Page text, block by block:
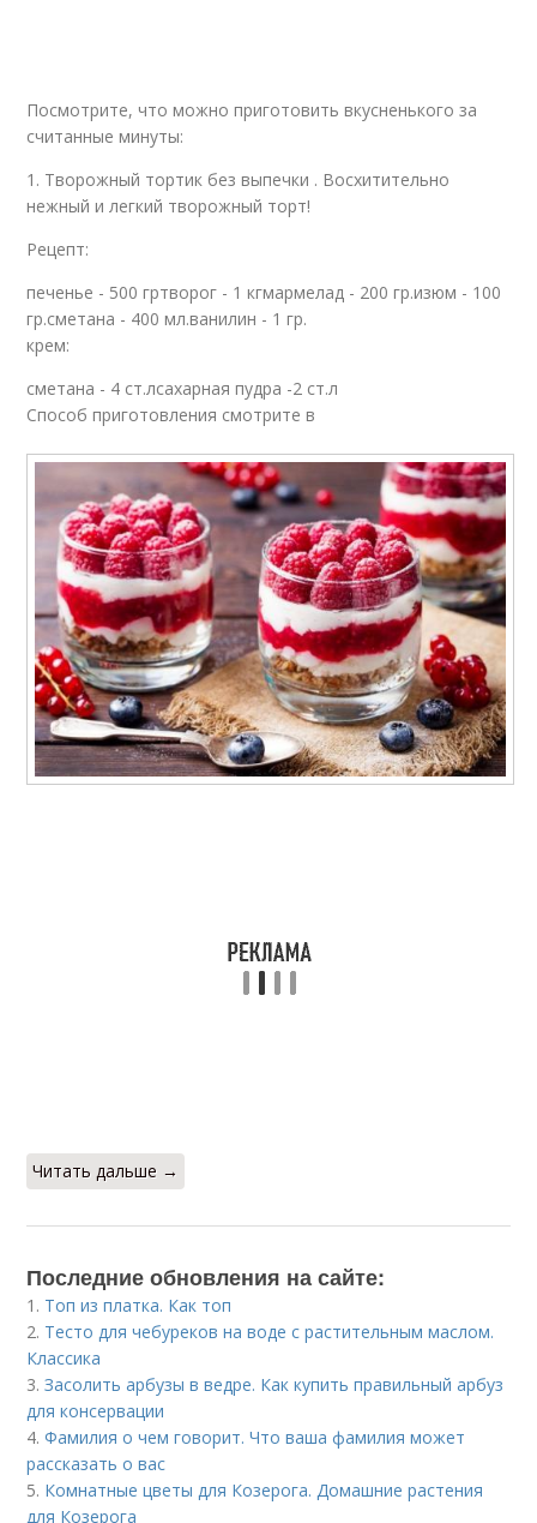
Посмотрите, что можно приготовить вкусненького за
считанные минуты:
1. Творожный тортик без выпечки . Восхитительно
нежный и легкий творожный торт!
Рецепт:
печенье - 500 гртворог - 1 кгмармелад - 200 гр.изюм - 100
гр.сметана - 400 мл.ванилин - 1 гр.
крем:
сметана - 4 ст.лсахарная пудра -2 ст.л
Способ приготовления смотрите в
Читать дальше →
Последние обновления на сайте:
1. Топ из платка. Как топ
2. Тесто для чебуреков на воде с растительным маслом.
Классика
3.Засолить арбузы в ведре. Как купить правильный арбуз
для консервации
4.Фамилия о чем говорит. Что ваша фамилия может
рассказать о вас
5. Комнатные цветы для Козерога. Домашние растения
для Козерога